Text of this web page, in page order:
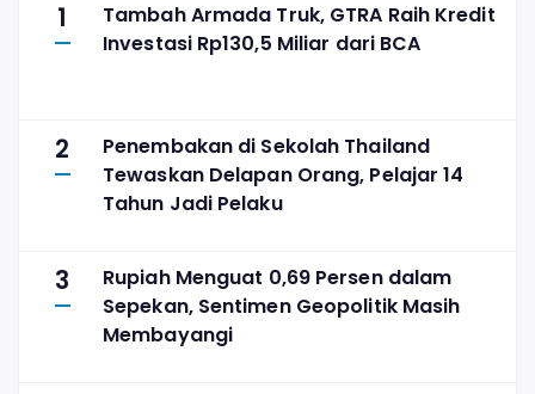
1
Tambah Armada Truk, GTRA Raih Kredit
Investasi Rp130,5 Miliar dari BCA
2
Penembakan di Sekolah Thailand
Tewaskan Delapan Orang, Pelajar 14
Tahun Jadi Pelaku
3
Rupiah Menguat 0,69 Persen dalam
Sepekan, Sentimen Geopolitik Masih
Membayangi